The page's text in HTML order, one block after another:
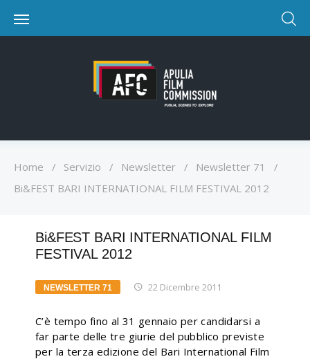
Home / Servizio / Newsletter / Newsletter 71
/
Bi&FEST BARI INTERNATIONAL FILM FESTIVAL 2012
Bi&FEST BARI INTERNATIONAL FILM
FESTIVAL 2012
NEWSLETTER 71 22 Dicembre 2011
C’è tempo fino al 31 gennaio per candidarsi a
far parte delle tre giurie del pubblico previste
per la terza edizione del Bari International Film